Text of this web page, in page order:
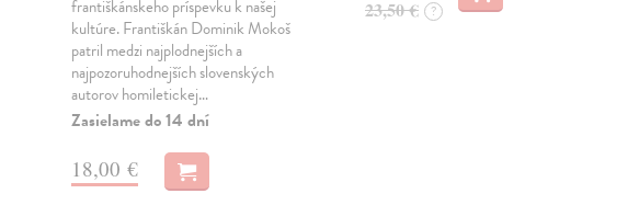
františkánskeho príspevku k našej
kultúre. Františkán Dominik Mokoš
patril medzi najplodnejších a
najpozoruhodnejších slovenských
autorov homiletickej…
Zasielame do 14 dní
18,00 €
23,50 € ?